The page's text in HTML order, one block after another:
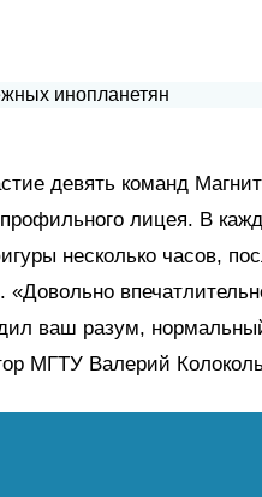
девять команд
лицея. В
несколько часов,
«Довольно
ваш разум,
МГТУ Валерий